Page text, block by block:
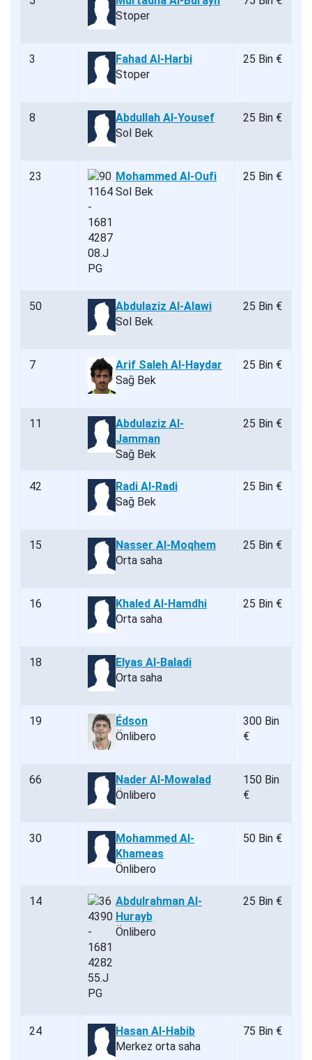
Stoper
3
Fahad Al-Harbi
Stoper
25 Bin €
8
Abdullah Al-Yousef
Sol Bek
25 Bin €
23
Mohammed Al-Oufi
Sol Bek
25 Bin €
50
Abdulaziz Al-Alawi
Sol Bek
25 Bin €
7
Arif Saleh Al-Haydar
Sağ Bek
25 Bin €
11
Abdulaziz Al-
Jamman
Sağ Bek
25 Bin €
42
Radi Al-Radi
Sağ Bek
25 Bin €
15
Nasser Al-Moqhem
Orta saha
25 Bin €
16
Khaled Al-Hamdhi
Orta saha
25 Bin €
18
Elyas Al-Baladi
Orta saha
19
Édson
Önlibero
300 Bin
€
66
Nader Al-Mowalad
Önlibero
150 Bin
€
30
Mohammed Al-
Khameas
Önlibero
50 Bin €
14
Abdulrahman Al-
Hurayb
Önlibero
25 Bin €
24
Hasan Al-Habib
Merkez orta saha
75 Bin €